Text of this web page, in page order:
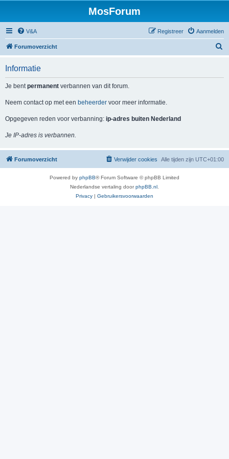
MosForum
V&A Aanmelden
Registreer
Forumoverzicht
Informatie
Je bentpermanent verbannen van dit forum.
Neem contact op met een beheerder voor meer informatie.
Opgegeven reden voor verbanning: ip-adres buiten Nederland
Je IP-adres is verbannen.
Forumoverzicht Alle tijden zijn UTC+01:00
Verwijder cookies
Powered by phpBB® Forum Software © phpBB Limited
Nederlandse vertaling doorphpBB.nl
Privacy | Gebruikersvoorwaarden